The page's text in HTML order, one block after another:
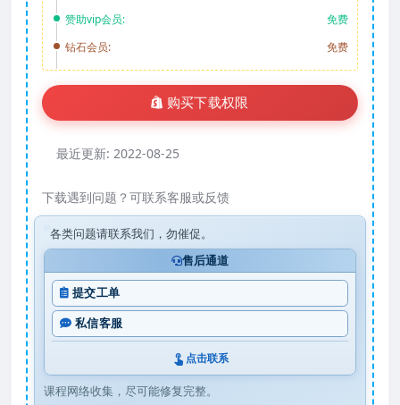
赞助vip会员:
免费
钻石会员:
免费
购买下载权限
最近更新: 2022-08-25
下载遇到问题？可联系客服或反馈
各类问题请联系我们，勿催促。
售后通道
提交工单
私信客服
点击联系
课程网络收集，尽可能修复完整。